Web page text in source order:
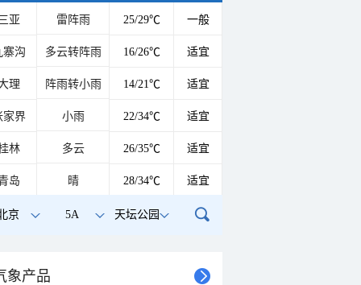
亚 雷阵雨 25/29℃ 一般
寨沟 多云转阵雨 16/26℃ 适宜
理 阵雨转小雨 14/21℃ 适宜
家界 小雨 22/34℃ 适宜
林 多云 26/35℃ 适宜
岛 晴 28/34℃ 适宜
京 5A 天坛公园
象产品